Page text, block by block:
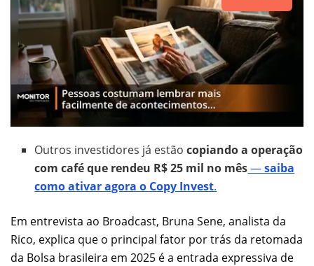
Outros investidores já estão copiando a operação
com café que rendeu R$ 25 mil no mês—saiba
como ativar agora o Copy Invest.
Em entrevista ao Broadcast, Bruna Sene, analista da
Rico, explica que o principal fator por trás da retomada
da Bolsa brasileira em 2025 é a entrada expressiva de